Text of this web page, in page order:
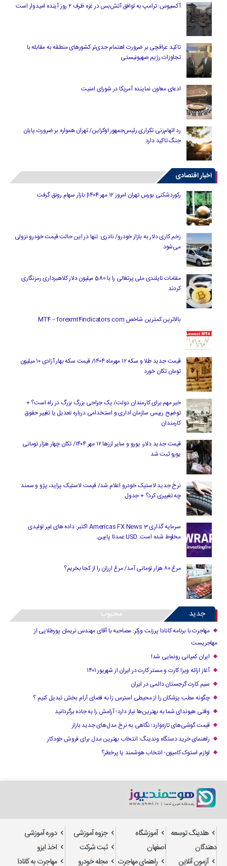
آکسیوس: ترامپ به توافق آتش‌بس در غزه ظرف ۲ روز آینده امیدوار است
تاکید عراقچی بر ضرورت اهتمام جدی‌تر کشورهای منطقه به مقابله با
تجاوزات رژیم صهیونیستی
ادعای معاون نماینده آمریکا در شورای امنیت
رد اتهام‌زنی تکراری رئیس‌جمهور اوکراین/ تهران همواره بر ضرورت پایان
جنگ تاکید دارد
اخبار اقتصادی
رکوردشکنی بورس تهران امروز ۱۲ مهر ۱۴۰۴| بازار سهام رونق گرفت
زخم کاری دلار به بازار خودرو/ نادری: تنها در این حالت قیمت خودرو نزولی
می‌شود
مقامات تایلندی ملی پرتغالی را با 580 میلیون دلار کلاهبرداری رمزنگاری
کردند
بالاترین کمترین شاخص MT4 – forexmt4indicators.com
قیمت جدید طلا و سکه ۱۲ مهرماه ۱۴۰۴/ قیمت سکه بهار آزادی ۱۰ میلیون
تومان تکان خورد
خبر مهم برای کارمندان دولت/ یک جراحی بزرگ بزرگ در راه است؟ +
توضیح رییس سازمان اداری و استخدامی درباره تعدیل یا تغییر حقوق
کارمندان
قیمت جدید دلار، یورو و سایر ارزها ۱۲ مهر ۱۴۰۴/ تکان چهار هزار تومانی
یورو ثبت شد
نرخ جدید لاستیک خودرو اعلام شد/ قیمت لاستیک پراید، پژو و سمند
چه تغییری کرد؟ + جدول
سرمایه گذاری Americas FX News 3 اکتبر: داده های غیر تولیدی
مخلوط شده است. USD عمدتا پایین.
مرغ ۸۰ هزار تومانی آمد/ مرغ ارزان را از کجا بخریم؟
جدید محبوب
مهاجرت با برنامه کانادا پرزنت ورکر: مصاحبه با آقای مهندس نریمان پورطلایی از
مهاجریست
ایران کمپانی رونمایی شد!
آغاز ارائه ویزا کارت و مستر کارت در ایران از شهریور ۱۴۰۱
سیم کارت گرجستان دائمی در ایران
چگونه مطب پزشکان را از محیطی استرس زا به فضای آرام بخش تبدیل کنیم ؟
وقتی هیوندای شما به بهترین‌ها نیاز دارد؛ آرامش را به جاده برگردانید
قیمت گوشی‌های تازه‌وارد؛ نگاهی به نرخ مدل‌های جدید بازار
راهنمای خرید دستگاه وندینگ: انتخاب بهترین مدل برای فروش خودکار
لوازم استوک کامیون؛ انتخاب هوشمند یا پرخطر؟
هلدینگ توسعه
دهندگان
آموزشگاه
اصفهان
جزوه آموزشی
دوره آموزشی
ثبت شرکت
اخذ ایزو
آزمون آنلاین
راهنمای مهاجرت مجله خودرو مهاجرت به کانادا